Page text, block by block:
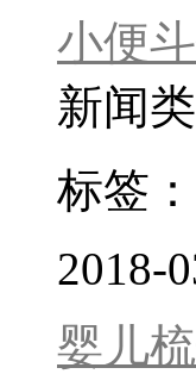
小便
新闻类
标签：
2018-
婴儿